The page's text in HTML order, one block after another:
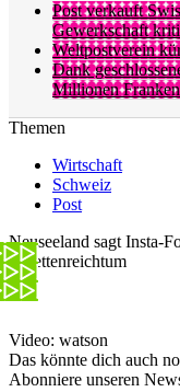
Post verkauft
Gewerkschaft
Weltpostverein
Dank
Millionen Franken
Themen
Wirtschaft
Schweiz
Post
Neuseeland sagt Insta-
Facettenreichtum
Video: watson
Das könnte dich auch
Abonniere unseren